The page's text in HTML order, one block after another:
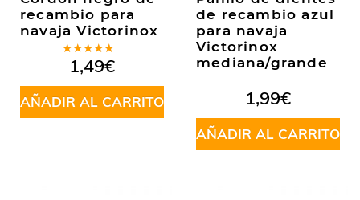
recambio para
navaja Victorinox
Valorado
en5.00de
5
1,49€
AÑADIR AL CARRITO
de recambio azul
para navaja
Victorinox
mediana/grande
1,99€
AÑADIR AL CARRITO